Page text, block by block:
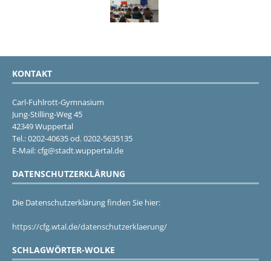
KONTAKT
Carl-Fuhlrott-Gymnasium
Jung-Stilling-Weg 45
42349 Wuppertal
Tel.: 0202-40635 od. 0202-5635135
E-Mail: cfg@stadt.wuppertal.de
DATENSCHUTZERKLÄRUNG
Die Datenschutzerklärung finden Sie hier:
https://cfg.wtal.de/datenschutzerklaerung/
SCHLAGWÖRTER-WOLKE